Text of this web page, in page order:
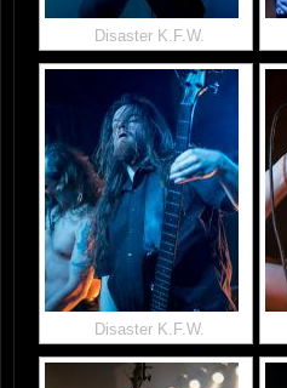
Disaster K.F.W.
Disaster K.F.W.